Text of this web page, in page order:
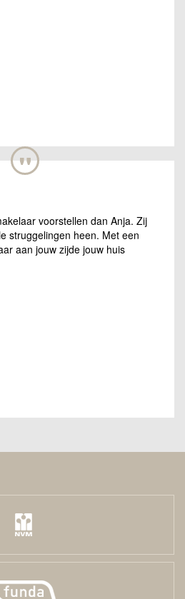
"
voorstellen dan Anja. Zij
struggelingen heen. Met een
aan jouw zijde jouw huis